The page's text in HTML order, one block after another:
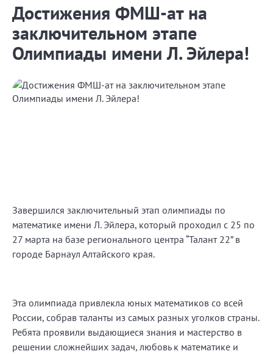
Достижения ФМШ-ат на
заключительном этапе
Олимпиады имени Л. Эйлера!
Завершился заключительный этап олимпиады по
математике имени Л. Эйлера, который проходил с 25 по
27 марта на базе регионального центра “Талант 22” в
городе Барнаул Алтайского края.
Эта олимпиада привлекла юных математиков со всей
России, собрав таланты из самых разных уголков страны.
Ребята проявили выдающиеся знания и мастерство в
решении сложнейших задач, любовь к математике и